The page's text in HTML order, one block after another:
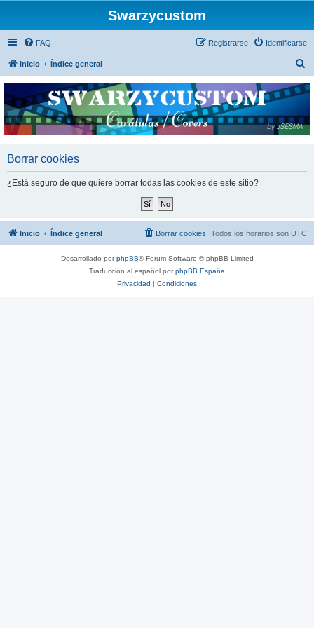
Swarzycustom
FAQ Identificarse
Registrarse
Inicio Índice general
c
Borrar cookies
¿Está seguro de que quiere borrar todas las cookies de este sitio?
Inicio Índice general Todos los horarios son UTC
Borrar cookies
Desarrollado porphpBB® Forum Software © phpBB Limited
Traducción al español porphpBB España
Privacidad | Condiciones